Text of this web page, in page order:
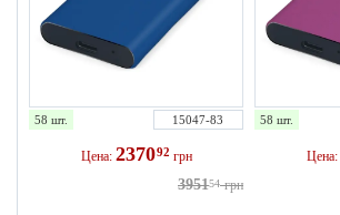
58 шт. 15047-83
Цена: 237092 грн
395154 грн
58 шт.
Цена: